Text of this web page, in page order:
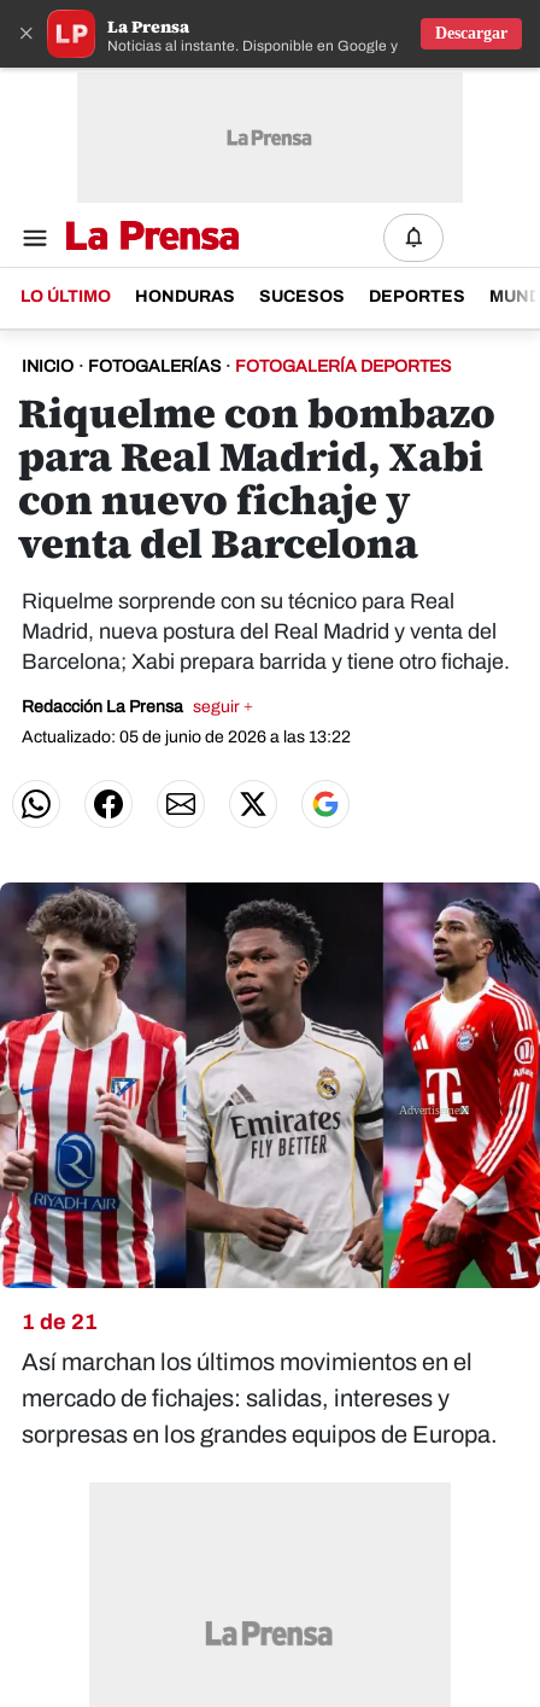
× La Prensa
Noticias al instante. Disponible en Google y IOS
Descargar
LO ÚLTIMO HONDURAS SUCESOS DEPORTES
INICIO · FOTOGALERÍAS · FOTOGALERÍA DEPORTES
Riquelme con bombazo
para Real Madrid, Xabi
con nuevo fichaje y
venta del Barcelona
Riquelme sorprende con su técnico para Real
Madrid, nueva postura del Real Madrid y venta del
Barcelona; Xabi prepara barrida y tiene otro fichaje.
Redacción La Prensa seguir +
Actualizado: 05 de junio de 2026 a las 13:22
1 de 21
Así marchan los últimos movimientos en el
mercado de fichajes: salidas, intereses y
sorpresas en los grandes equipos de Europa.
X